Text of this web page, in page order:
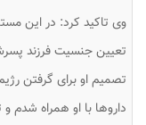
وی تاکید کرد: در این
تعیین جنسیت فرزند
تصمیم او برای گرفتن
داروها با او همراه شدم